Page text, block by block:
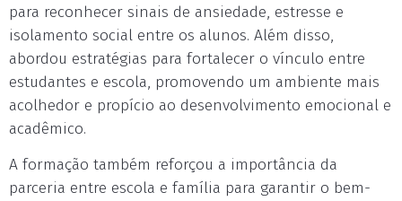
para reconhecer sinais de ansiedade, estresse e
isolamento social entre os alunos. Além disso,
abordou estratégias para fortalecer o vínculo entre
estudantes e escola, promovendo um ambiente mais
acolhedor e propício ao desenvolvimento emocional e
acadêmico.
A formação também reforçou a importância da
parceria entre escola e família para garantir o bem-